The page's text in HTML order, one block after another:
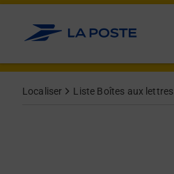
Allez au contenu
Localiser Liste Boîtes aux lettres